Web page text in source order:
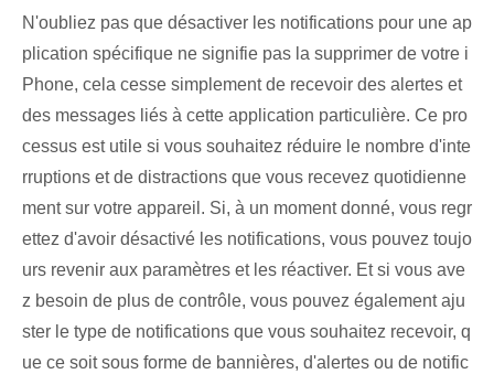
N'oubliez pas⁤ que désactiver les notifications pour une ap
plication spécifique ne signifie pas la supprimer de votre i
Phone, cela cesse simplement de recevoir des alertes et
des messages liés à cette application particulière. Ce pro
cessus est utile si vous souhaitez réduire le nombre d'inte
rruptions et de distractions que vous recevez quotidienne
ment sur votre appareil. Si, à un moment donné, vous regr
ettez d'avoir désactivé les notifications, vous pouvez toujo
urs revenir aux paramètres et les réactiver. Et si vous ave
z besoin de plus de contrôle, vous pouvez également aju
ster le type de notifications que vous souhaitez recevoir, q
ue ce soit sous forme de bannières, d'alertes ou de notific